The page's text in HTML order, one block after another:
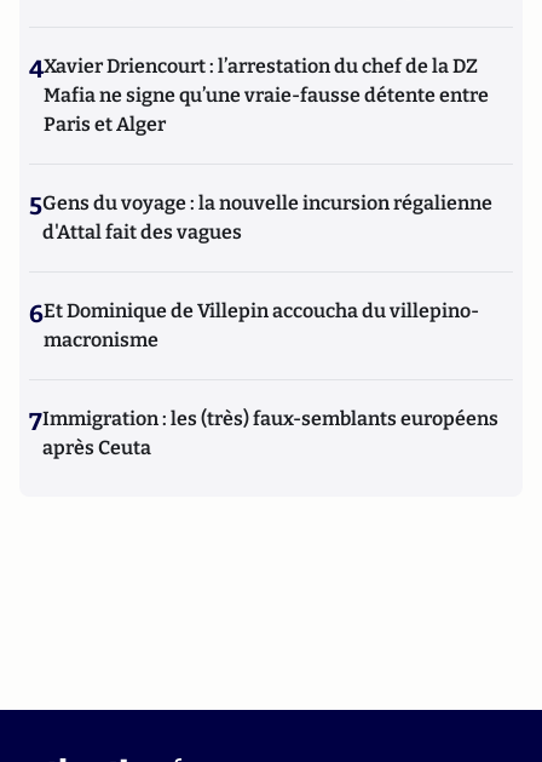
4Xavier Driencourt : l’arrestation du chef de la DZ
Mafia ne signe qu’une vraie-fausse détente entre
Paris et Alger
5Gens du voyage : la nouvelle incursion régalienne
d'Attal fait des vagues
6Et Dominique de Villepin accoucha du villepino-
macronisme
7Immigration : les (très) faux-semblants européens
après Ceuta